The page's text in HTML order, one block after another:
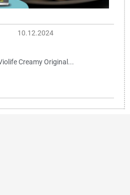
10.12.2024
Creamy Original...